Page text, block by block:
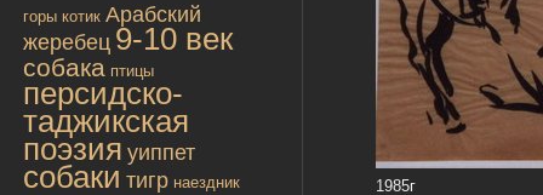
горы котик Арабский
жеребец 9-10 век
собака птицы
персидско-
таджикская
поэзия уиппет
собаки тигр наездник
1985г